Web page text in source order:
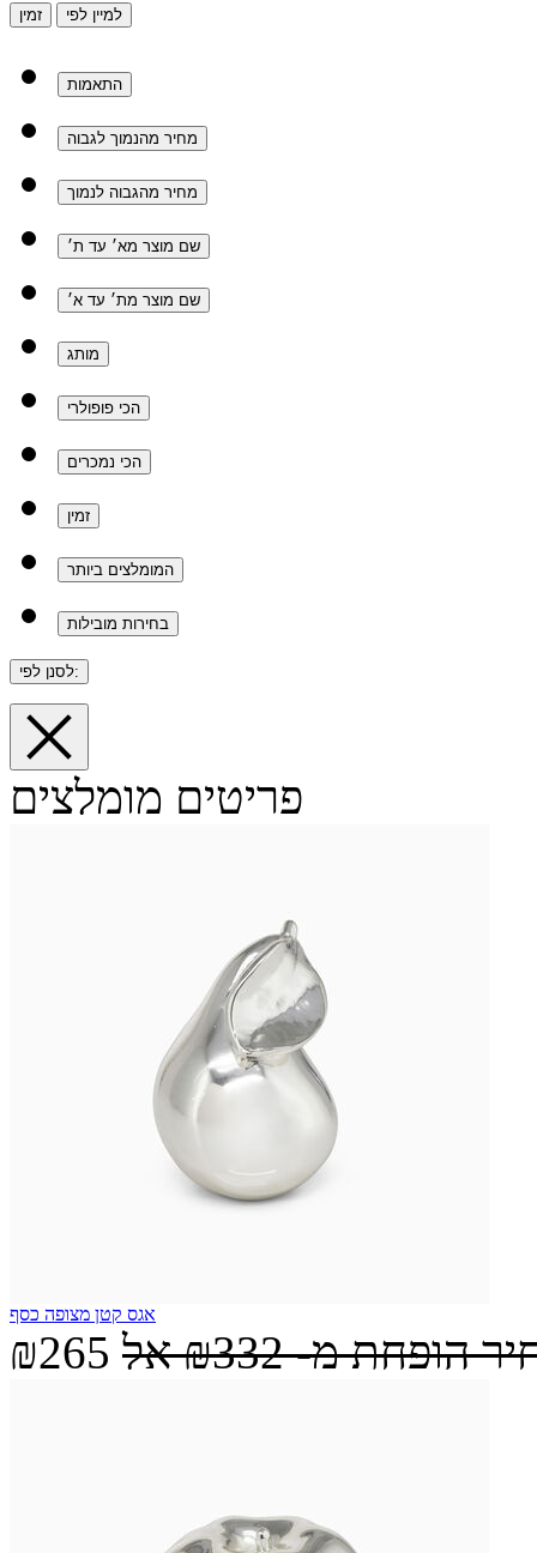
זמין למיין לפי
התאמות
מחיר מהנמוך לגבוה
מחיר מהגבוה לנמוך
שם מוצר מא׳ עד ת׳
שם מוצר מת׳ עד א׳
מותג
הכי פופולרי
הכי נמכרים
זמין
המומלצים ביותר
בחירות מובילות
לסנן לפי:
פריטים מומלצים
אגס קטן מצופה כסף
₪265 הופחת מ-₪332 אל